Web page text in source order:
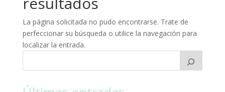
La página solicitada no pudo encontrarse. Trate de
perfeccionar su búsqueda o utilice la navegación para
localizar la entrada.